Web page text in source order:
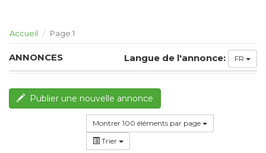
Accueil Page 1
ANNONCES Langue de l'annonce: FR
Publier une nouvelle annonce
Montrer 100 éléments par page
Trier